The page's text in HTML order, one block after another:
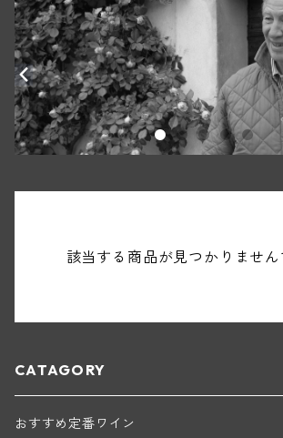
該当する商品が見つかりません
CATAGORY
おすすめ定番ワイン